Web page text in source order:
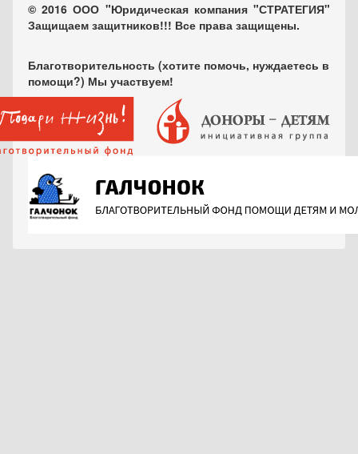
© 2016 ООО "Юридическая компания "СТРАТЕГИЯ"
Защищаем защитников!!! Все права защищены.
Благотворительность (хотите помочь, нуждаетесь в
помощи?) Мы участвуем!